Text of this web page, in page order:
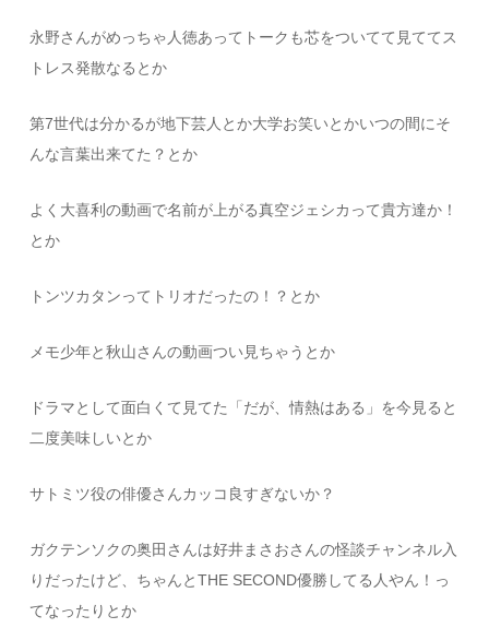
永野さんがめっちゃ人徳あってトークも芯をついてて見ててス
トレス発散なるとか
第7世代は分かるが地下芸人とか大学お笑いとかいつの間にそ
んな言葉出来てた？とか
よく大喜利の動画で名前が上がる真空ジェシカって貴方達か！
とか
トンツカタンってトリオだったの！？とか
メモ少年と秋山さんの動画つい見ちゃうとか
ドラマとして面白くて見てた「だが、情熱はある」を今見ると
二度美味しいとか
サトミツ役の俳優さんカッコ良すぎないか？
ガクテンソクの奥田さんは好井まさおさんの怪談チャンネル入
りだったけど、ちゃんとTHE SECOND優勝してる人やん！っ
てなったりとか